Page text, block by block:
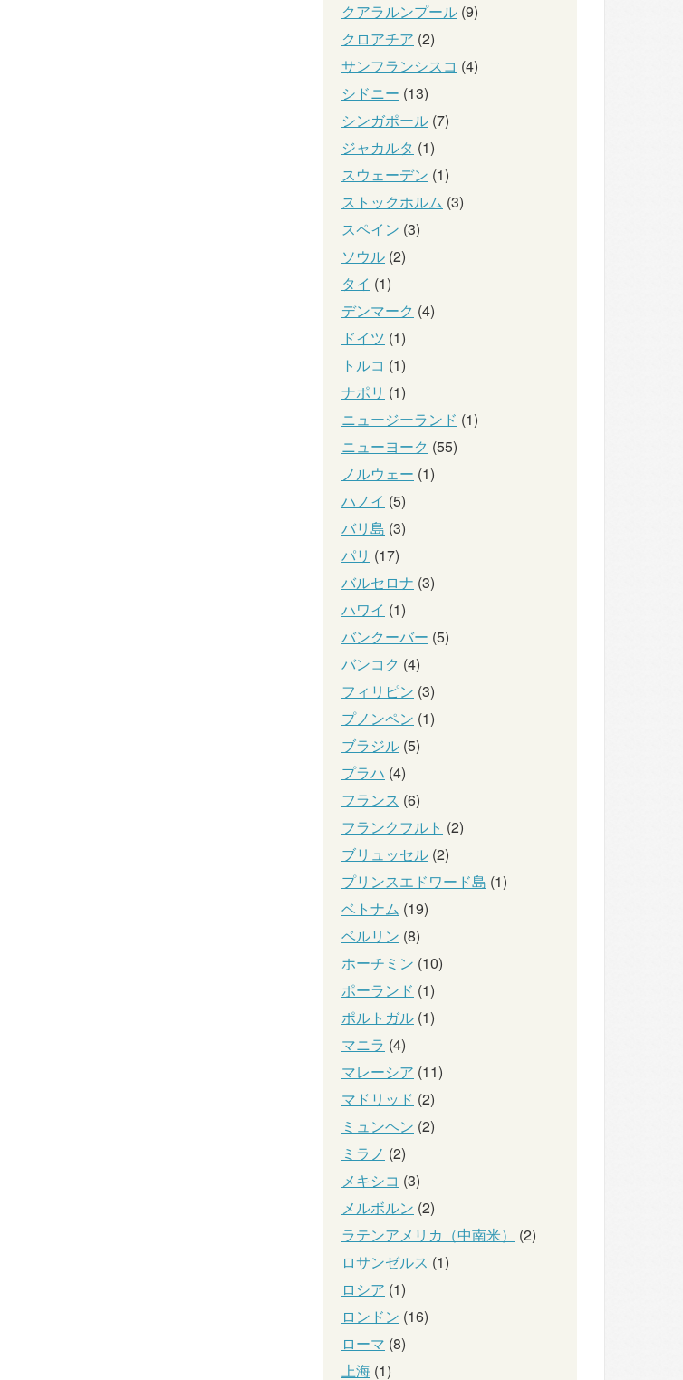
クアラルンプール (9)
クロアチア (2)
サンフランシスコ (4)
シドニー (13)
シンガポール (7)
ジャカルタ (1)
スウェーデン (1)
ストックホルム (3)
スペイン (3)
ソウル (2)
タイ (1)
デンマーク (4)
ドイツ (1)
トルコ (1)
ナポリ (1)
ニュージーランド (1)
ニューヨーク (55)
ノルウェー (1)
ハノイ (5)
バリ島 (3)
パリ (17)
バルセロナ (3)
ハワイ (1)
バンクーバー (5)
バンコク (4)
フィリピン (3)
プノンペン (1)
ブラジル (5)
プラハ (4)
フランス (6)
フランクフルト (2)
ブリュッセル (2)
プリンスエドワード島 (1)
ベトナム (19)
ベルリン (8)
ホーチミン (10)
ポーランド (1)
ポルトガル (1)
マニラ (4)
マレーシア (11)
マドリッド (2)
ミュンヘン (2)
ミラノ (2)
メキシコ (3)
メルボルン (2)
ラテンアメリカ（中南米）
(2)
ロサンゼルス (1)
ロシア (1)
ロンドン (16)
ローマ (8)
上海 (1)